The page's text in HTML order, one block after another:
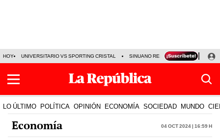
HOY UNIVERSITARIO VS SPORTING CRISTAL SINUANO RESULTADOS HOY
LO ÚLTIMO POLÍTICA OPINIÓN ECONOMÍA SOCIEDAD MUNDO
Economía 04 Oct 2024 | 16:59 h